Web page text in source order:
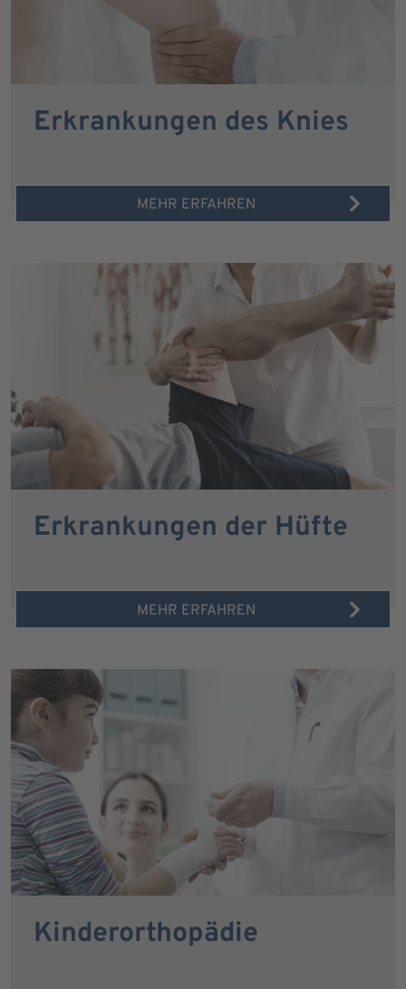
Erkrankungen des Knies
MEHR ERFAHREN
Erkrankungen der Hüfte
MEHR ERFAHREN
Kinderorthopädie